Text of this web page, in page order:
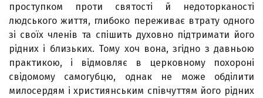
проступком проти святості й недоторканості
людського життя, глибоко переживає втрату одного
зі своїх членів та спішить духовно підтримати його
рідних і близьких. Тому хоч вона, згідно з давньою
практикою, і відмовляє в церковному похороні
свідомому самогубцю, однак не може обділити
милосердям і хрис­тиянським співчуттям його рідних